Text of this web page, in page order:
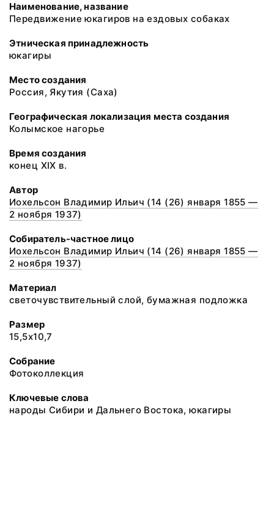
Наименование, название
Передвижение юкагиров на ездовых собаках
Этническая принадлежность
юкагиры
Место создания
Россия, Якутия (Саха)
Географическая локализация места создания
Колымское нагорье
Время создания
конец XIX в.
Автор
Иохельсон Владимир Ильич (14 (26) января 1855 —
2 ноября 1937)
Собиратель-частное лицо
Иохельсон Владимир Ильич (14 (26) января 1855 —
2 ноября 1937)
Материал
светочувствительный слой, бумажная подложка
Размер
15,5х10,7
Собрание
Фотоколлекция
Ключевые слова
народы Сибири и Дальнего Востока, юкагиры